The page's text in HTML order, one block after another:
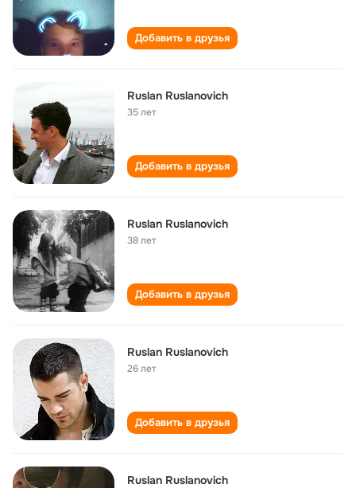
Добавить в друзья
Ruslan Ruslanovich
35 лет
Добавить в друзья
Ruslan Ruslanovich
38 лет
Добавить в друзья
Ruslan Ruslanovich
26 лет
Добавить в друзья
Ruslan Ruslanovich